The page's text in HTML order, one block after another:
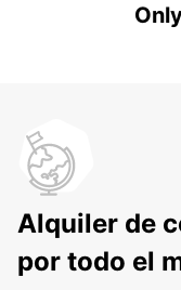
Alquiler de
por todo el